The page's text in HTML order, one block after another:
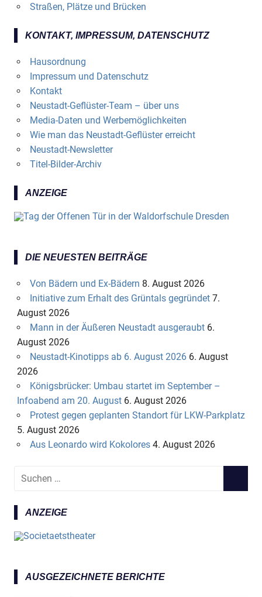
Straßen, Plätze und Brücken
KONTAKT, IMPRESSUM, DATENSCHUTZ
Hausordnung
Impressum und Datenschutz
Kontakt
Neustadt-Geflüster-Team – über uns
Media-Daten und Werbemöglichkeiten
Wie man das Neustadt-Geflüster erreicht
Neustadt-Newsletter
Titel-Bilder-Archiv
ANZEIGE
DIE NEUESTEN BEITRÄGE
Von Bädern und Ex-Bädern 8. August 2026
Initiative zum Erhalt des Grüntals gegründet 7.
August 2026
Mann in der Äußeren Neustadt ausgeraubt 6.
August 2026
Neustadt-Kinotipps ab 6. August 2026 6. August
2026
Königsbrücker: Umbau startet im September –
Infoabend am 20. August 6. August 2026
Protest gegen geplanten Standort für LKW-Parkplatz
5. August 2026
Aus Leonardo wird Kokolores 4. August 2026
e
ANZEIGE
AUSGEZEICHNETE BERICHTE